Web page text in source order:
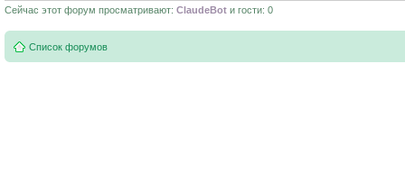
Сейчас этот форум просматривают: ClaudeBot и гости: 0
Список форумов